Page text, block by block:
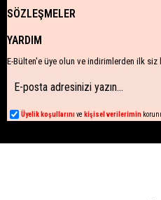
SÖZLEŞMELER
YARDIM
E-Bülten'e üye olun ve indirimlerden ilk siz
Üyelik koşullarını ve kişisel verilerimin